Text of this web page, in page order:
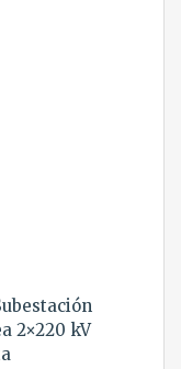
2×220 kV